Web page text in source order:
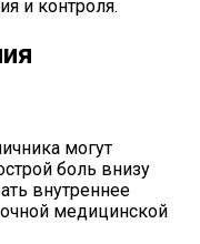
и контроля.
могут
боль внизу
внутреннее
медицинской